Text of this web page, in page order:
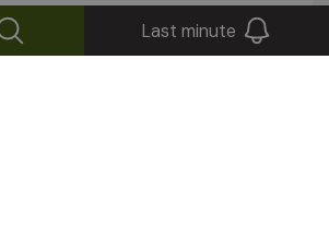
Last minute